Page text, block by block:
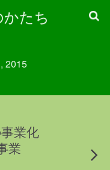
たち
2015
業化
業